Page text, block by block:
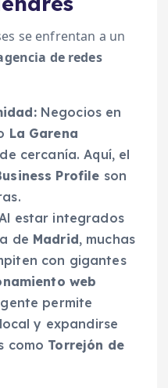
se enfrentan a un
de redes
Negocios en
La Garena
cercanía. Aquí, el
Profile son
estar integrados
de Madrid, muchas
con gigantes
web
permite
y expandirse
como Torrejón de